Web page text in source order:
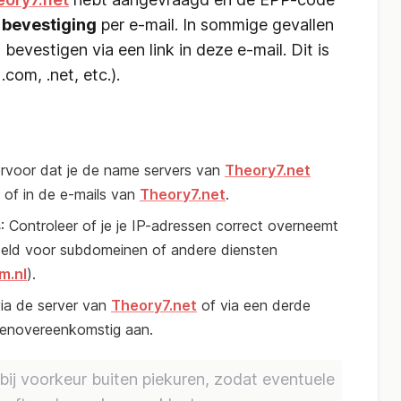
bevestiging per e-mail. In sommige gevallen
via een link in deze e-mail. Dit is
.net, etc.).
dat je de name servers van Theory7.net
in de e-mails van Theory7.net.
: Controleer of je je IP-adressen correct overneemt
voor subdomeinen of andere diensten
).
de server van Theory7.net of via een derde
aan.
voorkeur buiten piekuren, zodat eventuele